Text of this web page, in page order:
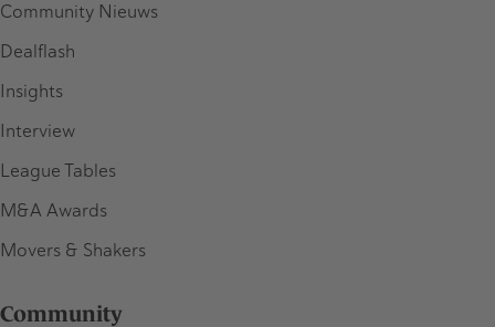
Community Nieuws
Dealflash
Insights
Interview
League Tables
M&A Awards
Movers & Shakers
Community